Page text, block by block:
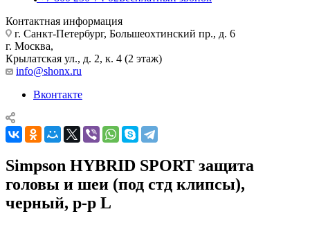
Контактная информация
г. Санкт-Петербург, Большеохтинский пр., д. 6
г. Москва,
Крылатская ул., д. 2, к. 4 (2 этаж)
info@shonx.ru
Вконтакте
Simpson HYBRID SPORT защита
головы и шеи (под стд клипсы),
черный, р-р L